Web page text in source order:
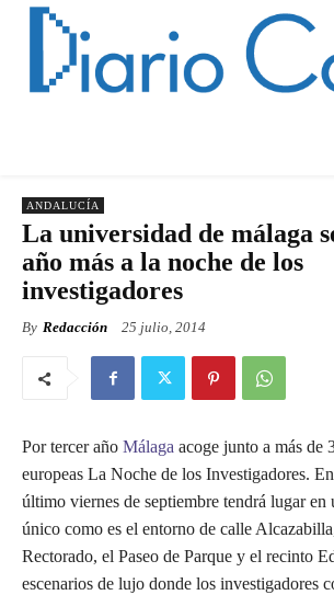
ANDALUCÍA
La universidad de málaga
año más a la noche de los
investigadores
By Redacción 25 julio, 2014
Por tercer año Málaga acoge junto a más de
europeas La Noche de los Investigadores.
último viernes de septiembre tendrá lugar en
único como es el entorno de calle
Rectorado, el Paseo de Parque y el recinto
escenarios de lujo donde los investigadores